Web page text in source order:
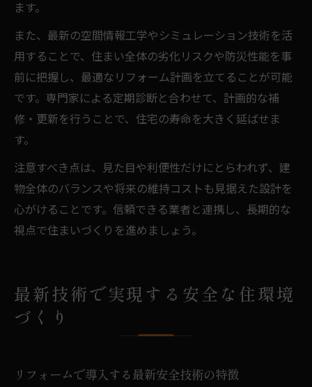
ます。
また、最新の空間情報工学やシミュレーション技術を活
用することで、住まい全体の劣化リスクや防災性能を事
前に把握し、最適なリフォーム計画を立てることが可能
です。専門家による定期診断と合わせて、計画的な補
修・更新を行うことで、住宅の寿命を大きく延ばせま
す。
注意すべき点は、見た目や利便性だけにとらわれず、建
物全体のバランスや将来の維持コストも見据えた設計を
心がけることです。信頼できる業者と連携し、長期的な
視点で住まいづくりを進めましょう。
最新技術で実現する安全な住環境
づくり
リフォームで導入する最新安全技術の特徴